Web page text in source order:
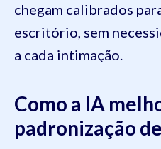
chegam calibrados
escritório, sem
a cada intimação.
Como a IA
padronização